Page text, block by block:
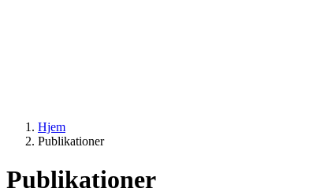
Hjem
Publikationer
Publikationer